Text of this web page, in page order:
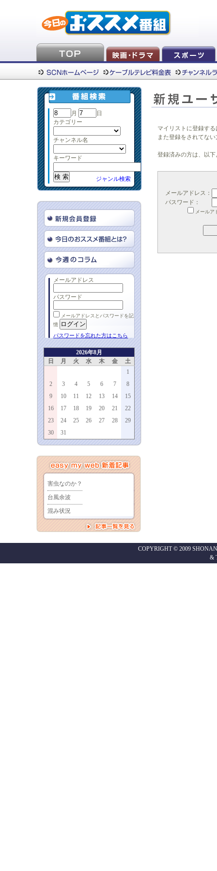
月
日
カテゴリー
チャンネル名
キーワード
ジャンル検索
メールアドレス
パスワード
メールアドレスとパスワードを記
憶
パスワードを忘れた方はこちら
2026年8月
日
月 火 水 木 金
土
1
2
3 4 5 6 7
8
9
10 11 12 13 14
15
16
17 18 19 20 21
22
23
24 25 26 27 28
29
30
31
マイリストに登録す
また登録をされてな
登録済みの方は、以
メールアドレス：
パスワード：
メールア
COPYRIGHT © 2009
&